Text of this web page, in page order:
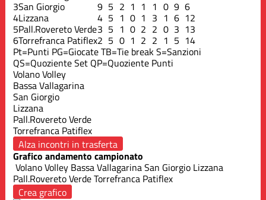
3San Giorgio 9 5 2 1 1 1 0 9 6
4Lizzana 4 5 1 0 1 3 1 6 12
5Pall.Rovereto Verde3 5 1 0 2 2 0 3 13
6Torrefranca Patiflex2 5 0 1 2 2 1 5 14
Pt=Punti PG=GiocateTB=Tie breakS=Sanzioni
QS=Quoziente Set QP=Quoziente Punti
Volano Volley
Bassa Vallagarina
San Giorgio
Lizzana
Pall.Rovereto Verde
Torrefranca Patiflex
Alza incontri in trasferta
Grafico andamento campionato
Volano Volley Bassa VallagarinaSan Giorgio Lizzana
Pall.Rovereto VerdeTorrefranca Patiflex
Crea grafico